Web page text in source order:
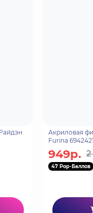
Акриловая
Furina
949р. 2
47 Pop-Баллов